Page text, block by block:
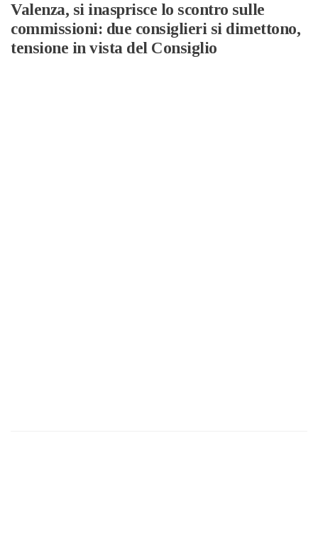
Valenza, si inasprisce lo scontro sulle
commissioni: due consiglieri si dimettono,
tensione in vista del Consiglio